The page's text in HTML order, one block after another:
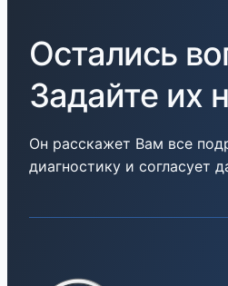
Остались
Задайте их
Он расскажет Вам все
диагностику и согласует